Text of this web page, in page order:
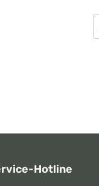
Hotline